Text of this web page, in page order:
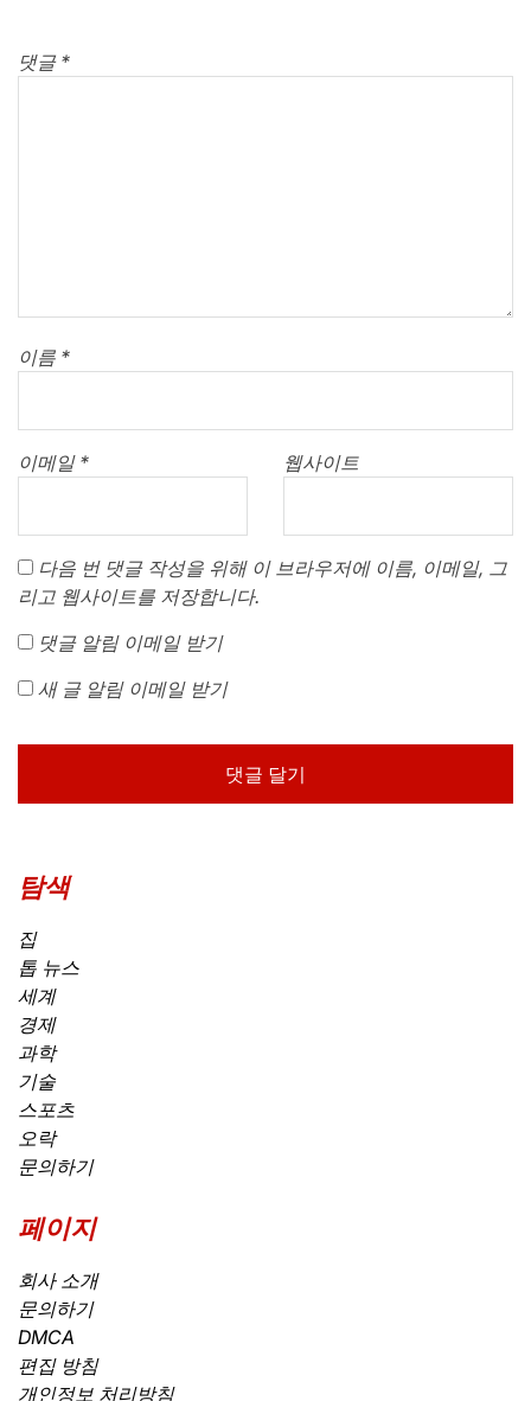
댓글 *
이름 *
이메일 * 웹사이트
다음 번 댓글 작성을 위해 이 브라우저에 이름, 이메일, 그
리고 웹사이트를 저장합니다.
댓글 알림 이메일 받기
새 글 알림 이메일 받기
탐색
집
톱 뉴스
세계
경제
과학
기술
스포츠
오락
문의하기
페이지
회사 소개
문의하기
DMCA
편집 방침
개인정보 처리방침